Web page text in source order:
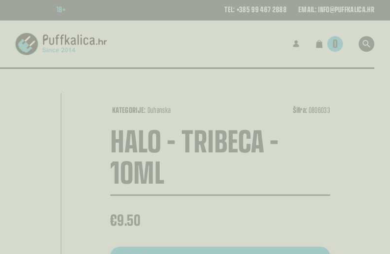
18+ TEL: +385 99 467 2888 EMAIL: INFO@PUFFKALICA.HR
0
KATEGORIJE: Duhanska Šifra:0806033
HALO – TRIBECA –
10ML
€9.50